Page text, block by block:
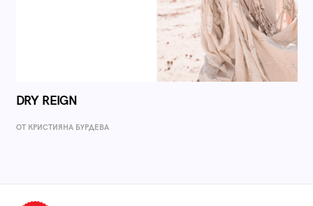
DRY REIGN
ОТ КРИСТИЯНА БУРДЕВА